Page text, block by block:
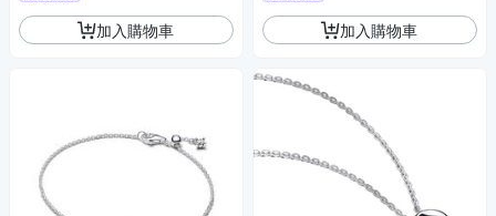
加入購物車 加入購物車